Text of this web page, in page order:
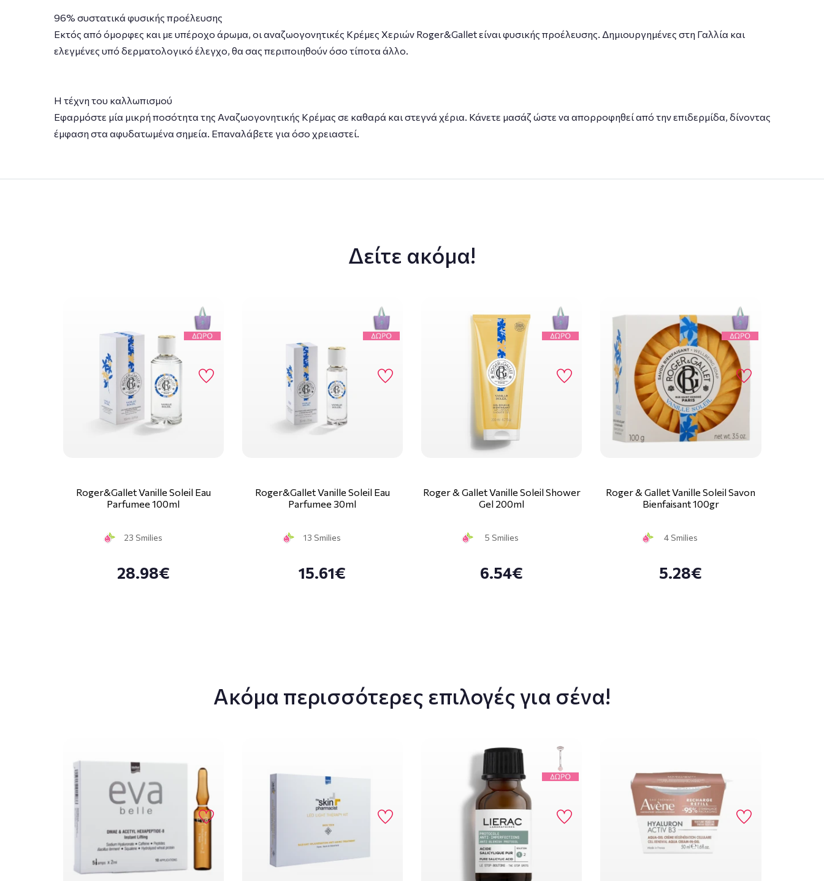
96% συστατικά φυσικής προέλευσης
Εκτός από όμορφες και με υπέροχο άρωμα, οι αναζωογονητικές Κρέμες Χεριών Roger&Gallet είναι φυσικής προέλευσης. Δημιουργημένες στη Γαλλία και
ελεγμένες υπό δερματολογικό έλεγχο, θα σας περιποιηθούν όσο τίποτα άλλο.
Η τέχνη του καλλωπισμού
Εφαρμόστε μία μικρή ποσότητα της Aναζωογονητικής Κρέμας σε καθαρά και στεγνά χέρια. Κάνετε μασάζ ώστε να απορροφηθεί από την επιδερμίδα, δίνοντας
έμφαση στα αφυδατωμένα σημεία. Επαναλάβετε για όσο χρειαστεί.
Δείτε ακόμα!
Roger&Gallet Vanille Soleil Eau
Parfumee 100ml
23 Smilies
28.98€
Roger&Gallet Vanille Soleil Eau
Parfumee 30ml
13 Smilies
15.61€
Roger & Gallet Vanille Soleil Shower
Gel 200ml
5 Smilies
6.54€
Roger & Gallet Vanille Soleil Savon
Bienfaisant 100gr
4 Smilies
5.28€
Ακόμα περισσότερες επιλογές για σένα!